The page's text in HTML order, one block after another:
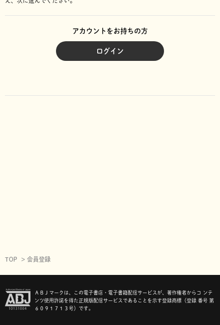
アカウントをお持ちの方
ログイン
TOP 会員登録
ＡＢＪマークは、この電子書店・電子書籍配信サービスが、著作権者からコ ンテ
ンツ使用許諾を得た正規版配信サービスであることを示す登録商標（登録 番号 第
６０９１７１３号）です。